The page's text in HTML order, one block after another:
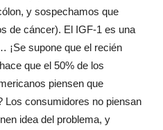
y sospechamos que
de cáncer). El IGF-1 es una
¡Se supone que el recién
que el 50% de los
piensen que
Los consumidores no piensan
idea del problema, y